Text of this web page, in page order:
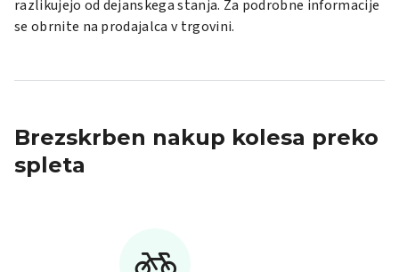
razlikujejo od dejanskega stanja. Za podrobne informacije
se obrnite na prodajalca v trgovini.
Brezskrben nakup kolesa preko
spleta